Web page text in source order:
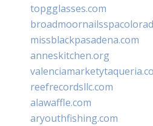
topgglasses.com
missblackpasadena.com
anneskitchen.org
reefrecordsllc.com
alawaffle.com
aryouthfishing.com